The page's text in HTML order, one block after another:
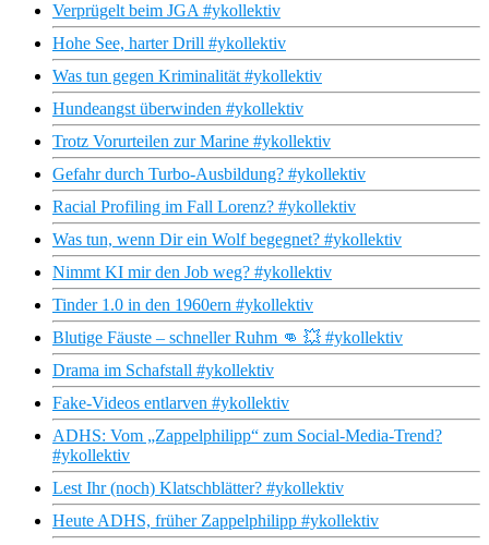
Verprügelt beim JGA #ykollektiv
Hohe See, harter Drill #ykollektiv
Was tun gegen Kriminalität #ykollektiv
Hundeangst überwinden #ykollektiv
Trotz Vorurteilen zur Marine #ykollektiv
Gefahr durch Turbo-Ausbildung? #ykollektiv
Racial Profiling im Fall Lorenz? #ykollektiv
Was tun, wenn Dir ein Wolf begegnet? #ykollektiv
Nimmt KI mir den Job weg? #ykollektiv
Tinder 1.0 in den 1960ern #ykollektiv
Blutige Fäuste – schneller Ruhm 👊 💥 #ykollektiv
Drama im Schafstall #ykollektiv
Fake-Videos entlarven #ykollektiv
ADHS: Vom „Zappelphilipp“ zum Social-Media-Trend?
#ykollektiv
Lest Ihr (noch) Klatschblätter? #ykollektiv
Heute ADHS, früher Zappelphilipp #ykollektiv